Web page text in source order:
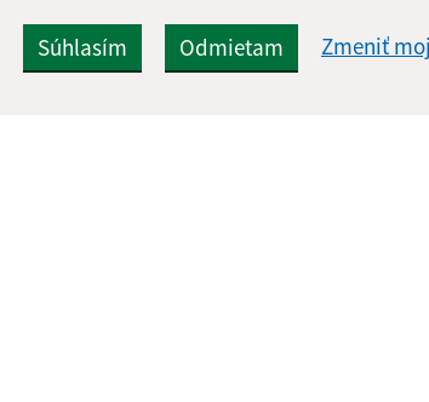
Súhlasím Odmietam Zmeniť